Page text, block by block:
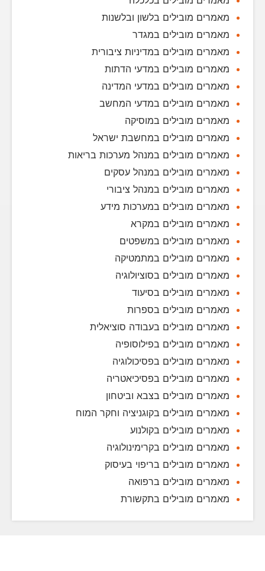
מאמרים מובילים בלשון ובלשנות
מאמרים מובילים במגדר
מאמרים מובילים במדיניות ציבורית
מאמרים מובילים במדעי הדתות
מאמרים מובילים במדעי המדינה
מאמרים מובילים במדעי המחשב
מאמרים מובילים במוסיקה
מאמרים מובילים במחשבת ישראל
מאמרים מובילים במנהל מערכות בריאות
מאמרים מובילים במנהל עסקים
מאמרים מובילים במנהל ציבורי
מאמרים מובילים במערכות מידע
מאמרים מובילים במקרא
מאמרים מובילים במשפטים
מאמרים מובילים במתמטיקה
מאמרים מובילים בסוציולוגיה
מאמרים מובילים בסיעוד
מאמרים מובילים בספרות
מאמרים מובילים בעבודה סוציאלית
מאמרים מובילים בפילוסופיה
מאמרים מובילים בפסיכולוגיה
מאמרים מובילים בפסיכיאטריה
מאמרים מובילים בצבא וביטחון
מאמרים מובילים בקוגניציה וחקר המוח
מאמרים מובילים בקולנוע
מאמרים מובילים בקרימינולוגיה
מאמרים מובילים בריפוי בעיסוק
מאמרים מובילים ברפואה
מאמרים מובילים בתקשורת